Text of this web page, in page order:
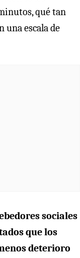
qué tan
una escala de
sociales
que los
deterioro